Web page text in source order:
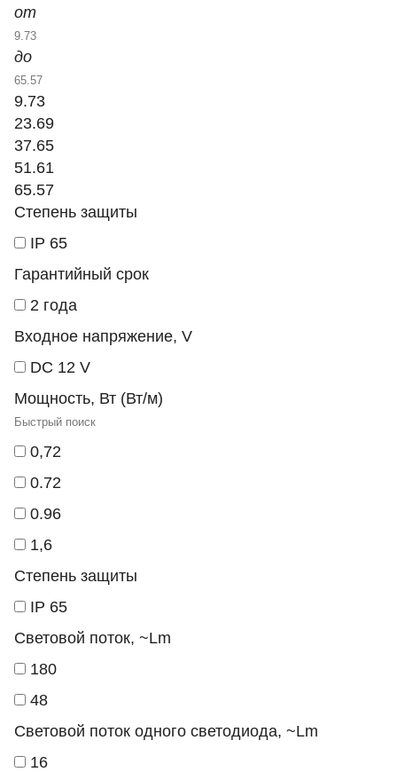
от
до
9.73
23.69
37.65
51.61
65.57
Степень защиты
IP 65
Гарантийный срок
2 года
Входное напряжение, V
DC 12 V
Мощность, Вт (Вт/м)
0,72
0.72
0.96
1,6
Степень защиты
IP 65
Световой поток, ~Lm
180
48
Световой поток одного светодиода, ~Lm
16